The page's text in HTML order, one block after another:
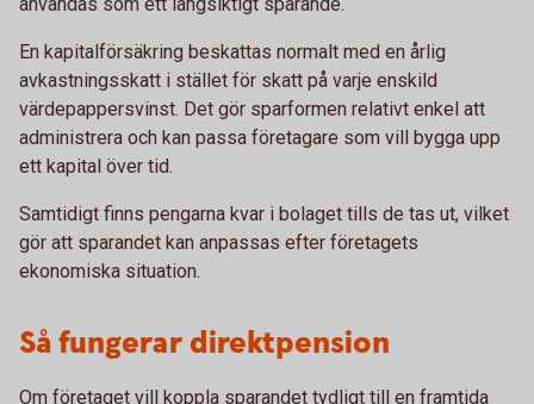
En kapitalförsäkring beskattas normalt med en årlig
avkastningsskatt i stället för skatt på varje enskild
värdepappersvinst. Det gör sparformen relativt enkel att
administrera och kan passa företagare som vill bygga upp
ett kapital över tid.
Samtidigt finns pengarna kvar i bolaget tills de tas ut, vilket
gör att sparandet kan anpassas efter företagets
ekonomiska situation.
Så fungerar direktpension
Om företaget vill koppla sparandet tydligt till en framtida